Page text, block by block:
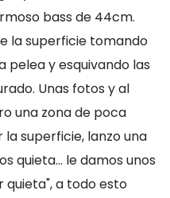
bass de 44cm.
la superficie tomando
pelea y esquivando las
Unas fotos y al
una zona de poca
superficie, lanzo una
quieta... le damos unos
quieta", a todo esto